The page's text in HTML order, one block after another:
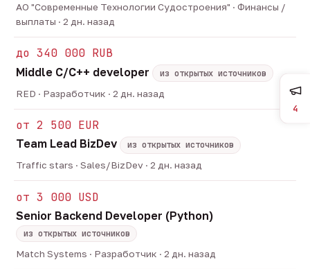
АО "Современные Технологии Судостроения" · Финансы /
выплаты · 2 дн. назад
до 340 000 RUB
Middle C/C++ developer
из открытых источников
RED · Разработчик · 2 дн. назад
от 2 500 EUR
Team Lead BizDev
из открытых источников
Traffic stars · Sales/BizDev · 2 дн. назад
от 3 000 USD
Senior Backend Developer (Python)
из открытых источников
Match Systems · Разработчик · 2 дн. назад
4